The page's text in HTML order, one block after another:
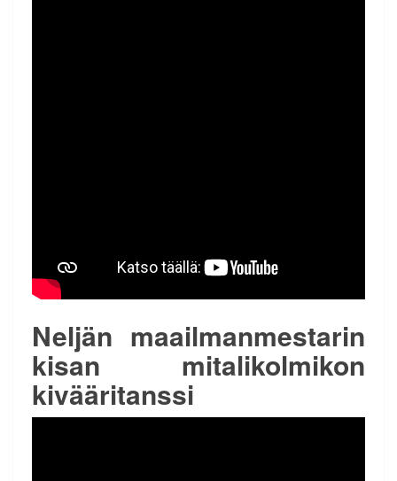
Neljän maailmanmestarin
kisan mitalikolmikon
kivääritanssi